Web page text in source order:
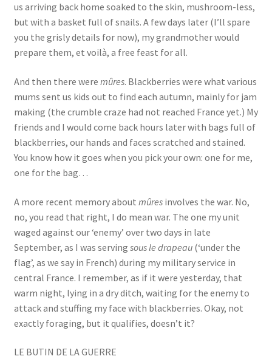
Terms and Conditions
Categories
Events
Locations
My Bookings
us arriving back home soaked to the skin, mushroom-less,
but with a basket full of snails. A few days later (I’ll spare
you the grisly details for now), my grandmother would
prepare them, et voilà, a free feast for all.
And then there were mûres. Blackberries were what various
mums sent us kids out to find each autumn, mainly for jam
making (the crumble craze had not reached France yet.) My
friends and I would come back hours later with bags full of
blackberries, our hands and faces scratched and stained.
You know how it goes when you pick your own: one for me,
one for the bag…
A more recent memory about mûresinvolves the war. No,
no, you read that right, I do mean war. The one my unit
waged against our ‘enemy’ over two days in late
September, as I was serving sous le drapeau(‘under the
flag’, as we say in French) during my military service in
central France. I remember, as if it were yesterday, that
warm night, lying in a dry ditch, waiting for the enemy to
attack and stuffing my face with blackberries. Okay, not
exactly foraging, but it qualifies, doesn’t it?
LE BUTIN DE LA GUERRE